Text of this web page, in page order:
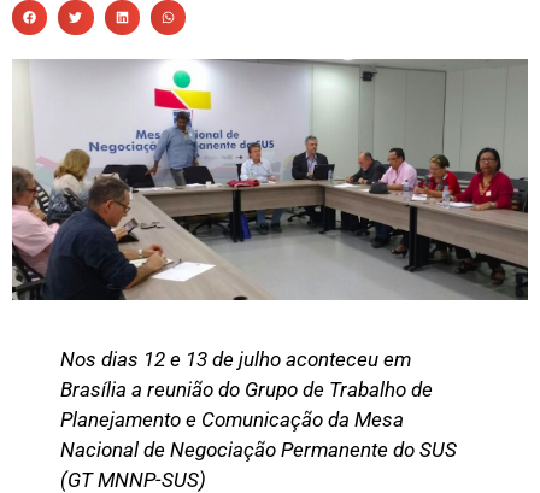
Nos dias 12 e 13 de julho aconteceu em
Brasília a reunião do Grupo de Trabalho de
Planejamento e Comunicação da Mesa
Nacional de Negociação Permanente do SUS
(GT MNNP-SUS)